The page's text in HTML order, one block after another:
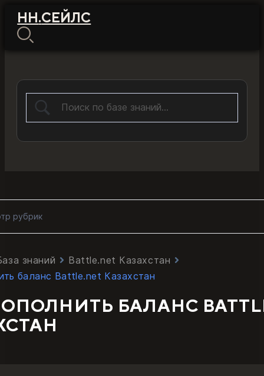
НН.СЕЙЛС
рубрик
знаний
Battle.net Казахстан
баланс Battle.net Казахстан
БАЛАНС